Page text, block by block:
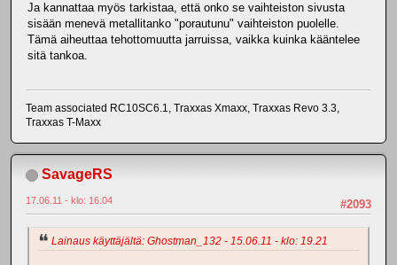
Ja kannattaa myös tarkistaa, että onko se vaihteiston sivusta
sisään menevä metallitanko "porautunu" vaihteiston puolelle.
Tämä aiheuttaa tehottomuutta jarruissa, vaikka kuinka kääntelee
sitä tankoa.
Team associated RC10SC6.1, Traxxas Xmaxx, Traxxas Revo 3.3,
Traxxas T-Maxx
SavageRS
#2093
17.06.11 - klo: 16.04
Lainaus käyttäjältä: Ghostman_132 - 15.06.11 - klo: 19.21